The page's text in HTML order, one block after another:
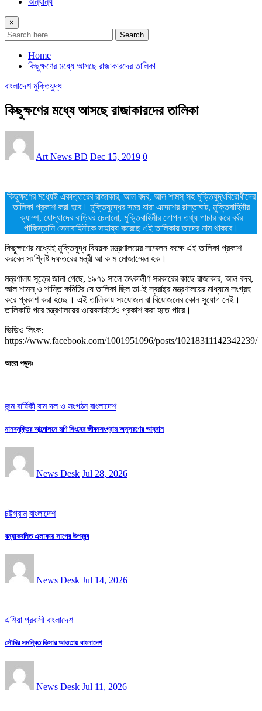
×
Search
Home
কিছুক্ষণের মধ্যে আসছে রাজাকারদের তালিকা
বাংলাদেশ মুক্তিযুদ্ধ
কিছুক্ষণের মধ্যে আসছে রাজাকারদের তালিকা
Art News BD Dec 15, 2019 0
কিছুক্ষণের মধ্যেই একাত্তরের রাজাকার, আল বদর, আল শামস্ সহ মুক্তিযুদ্ধবিরোধীদের
তালিকা প্রকাশ করা হবে। মুক্তিযুদ্ধের সময় যারা এদেশের রাস্তাঘাট, মুক্তিবাহিনীর
ক্যাম্প, যোদ্ধাদের বাড়িঘর চেনানো, মুক্তিবাহিনীর গোপন তথ্য পাচার করে বর্বর
পাকিস্তানি সেনাবাহিনীকে সাহায্য করেছে এই তালিকায় তাদের নাম থাকবে।
কিছুক্ষণের মধ্যেই মুক্তিযুদ্ধ বিষয়ক মন্ত্রণালয়ের সম্মেলন কক্ষে এই তালিকা প্রকাশ
করবেন সংশ্লিষ্ট দফতরের মন্ত্রী আ ক ম মোজাম্মেল হক।
মন্ত্রণালয় সূত্রে জানা গেছে, ১৯৭১ সালে তৎকালীণ সরকারের কাছে রাজাকার, আল বদর,
আল শামস্ ও শান্তি কমিটির যে তালিকা ছিল তা-ই স্বরাষ্ট্র মন্ত্রণালয়ের মাধ্যমে সংগ্রহ
করে প্রকাশ করা হচ্ছে। এই তালিকায় সংযোজন বা বিয়োজনের কোন সুযোগ নেই।
তালিকাটি পরে মন্ত্রণালয়ের ওয়েবসাইটেও প্রকাশ করা হতে পারে।
ভিডিও লিংক:
https://www.facebook.com/1001951096/posts/10218311142342239/
আরো পড়ুনঃ
জন্ম বার্ষিকী বাম দল ও সংগঠন বাংলাদেশ
মানবমুক্তির আন্দোলনে মণি সিংহের জীবনসংগ্রাম অনুসরণের আহ্বান
News Desk Jul 28, 2026
চট্টগ্রাম বাংলাদেশ
বন্যাকবলিত এলাকায় সাপের উপদ্রব
News Desk Jul 14, 2026
এশিয়া প্রবাসী বাংলাদেশ
সৌদির সমন্বিত ভিসার আওতায় বাংলাদেশ
News Desk Jul 11, 2026